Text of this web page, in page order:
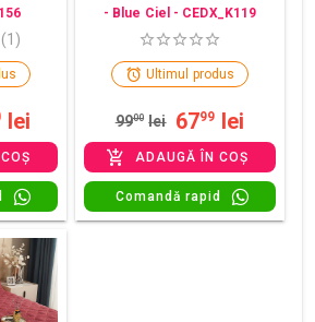
(1)
lei
- Blue Ciel - CEDX_K119
Ultimul produs
9900 lei 6799 lei
ADAUGĂ ÎN COȘ
Comandă rapid